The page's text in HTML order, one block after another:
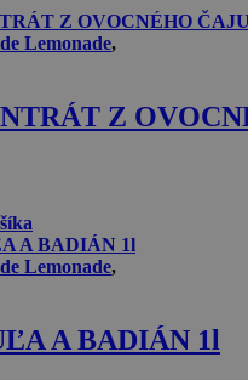
Lemonade,
Z
Lemonade,
A BADIÁN 1l